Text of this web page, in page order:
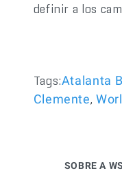
definir a los
Tags:Atalanta
Clemente,
SOBRE A